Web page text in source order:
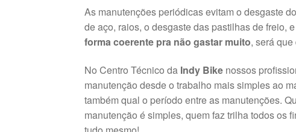
As manutenções periódicas evitam o desgaste
de aço, raios, o desgaste das pastilhas de freio,
forma coerente pra não gastar muito, será que
No Centro Técnico da Indy Bike nossos
manutenção desde o trabalho mais simples ao
também qual o período entre as manutenções.
manutenção é simples, quem faz trilha todos os